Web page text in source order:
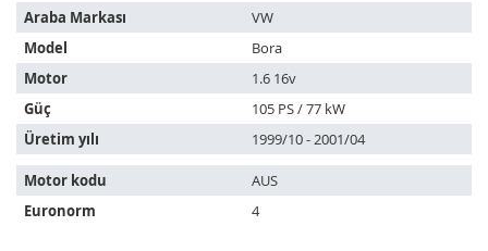
Bu
ürün
aşağıdaki
araçlara
uyar:
Araba Markası
VW
Model
Bora
Motor
1.6 16v
Güç
105 PS / 77 kW
Üretim yılı
1999/10 - 2001/04
Motor kodu
AUS
Euronorm
4